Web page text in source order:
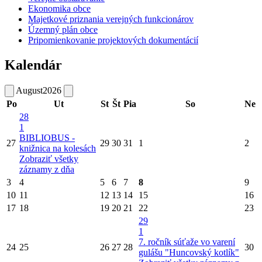
Ekonomika obce
Majetkové priznania verejných funkcionárov
Územný plán obce
Pripomienkovanie projektových dokumentácií
Kalendár
August2026
Po
Ut St Št Pia So Ne
27
28
1
BIBLIOBUS -
knižnica na kolesách
Zobraziť všetky
záznamy z dňa
29 30 31 1 2
3 4 5 6 7 8
9
10 11 12 13 14 15
16
17 18 19 20 21 22 23
24 25 26 27 28
29
1
7. ročník súťaže vo varení
gulášu "Huncovský kotlík"
30